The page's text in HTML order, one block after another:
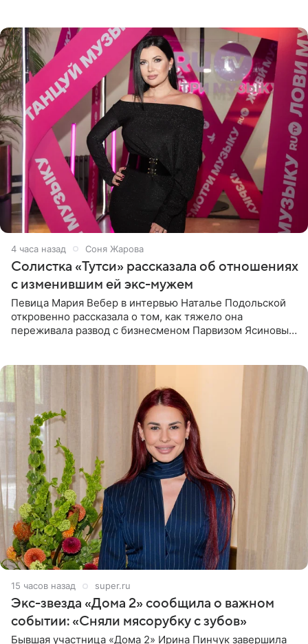
4 часа назад Соня Жарова
Солистка «Тутси» рассказала об отношениях
с изменившим ей экс-мужем
Певица Мария Вебер в интервью Наталье Подольской
откровенно рассказала о том, как тяжело она
переживала развод с бизнесменом Парвизом Ясиновым.
15 часов назад super.ru
Экс-звезда «Дома 2» сообщила о важном
событии: «Сняли мясорубку с зубов»
Бывшая участница «Дома 2» Ирина Пинчук завершила